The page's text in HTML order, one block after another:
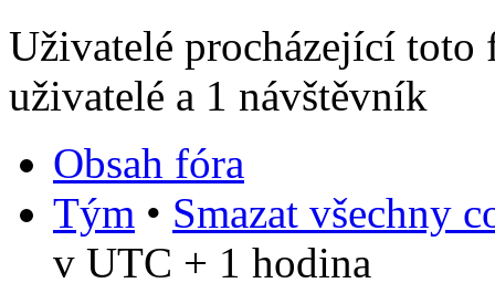
Uživatelé procházející
uživatelé a 1 návštěvník
Obsah fóra
Tým • Smazat všechny
v UTC + 1 hodina